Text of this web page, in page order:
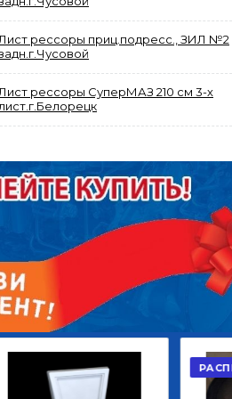
ДИСК СЦЕПЛЕНИЯ
ВЕДОМЫЙ КЛАССИК
2 422,40
В КОРЗИНУ
Лист рессоры приц.подресс., ЗИЛ №2
Лист рессоры СуперМАЗ 210 см 3-х
лист.г.Белорецк
РАСПРОДАЖА